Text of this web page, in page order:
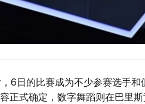
6日的比赛成为不少参赛选手和
正式确定，数字舞蹈则在巴里